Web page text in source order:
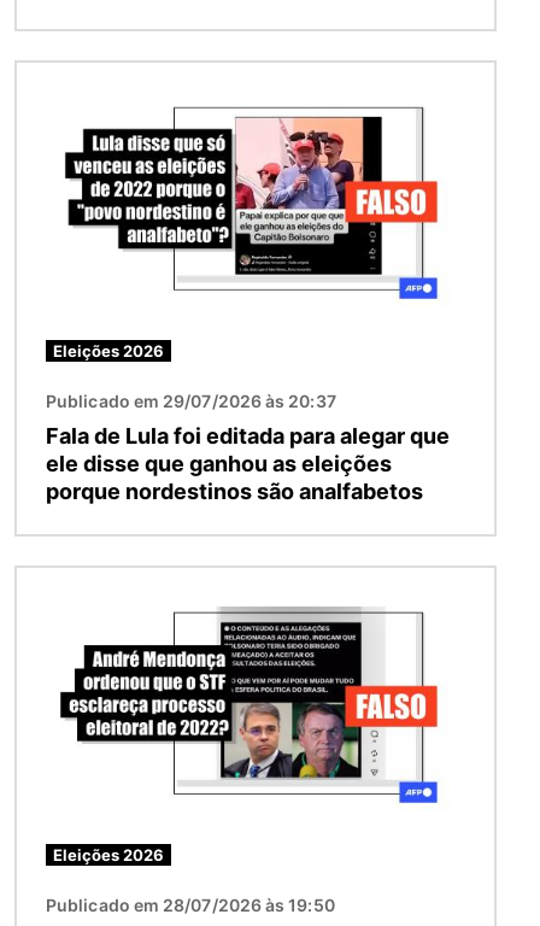
Eleições 2026
Publicado em 29/07/2026 às 20:37
Fala de Lula foi editada para alegar que
ele disse que ganhou as eleições
porque nordestinos são analfabetos
Eleições 2026
Publicado em 28/07/2026 às 19:50